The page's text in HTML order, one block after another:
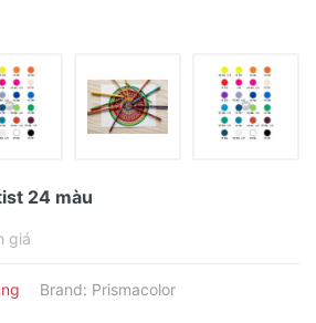
24 màu
giá
Brand: Prismacolor